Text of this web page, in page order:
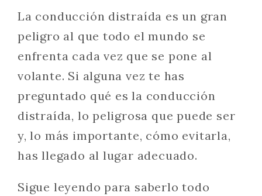
La conducción distraída es un gran
peligro al que todo el mundo se
enfrenta cada vez que se pone al
volante. Si alguna vez te has
preguntado qué es la conducción
distraída, lo peligrosa que puede ser
y, lo más importante, cómo evitarla,
has llegado al lugar adecuado.
Sigue leyendo para saberlo todo